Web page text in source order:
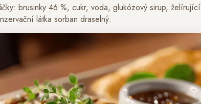
brusinky 46 %, cukr, voda, glukózový sirup, želírující
látka sorban draselný.